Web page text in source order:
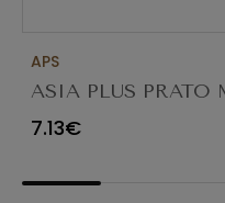
APS
ASIA PLUS
BRANCO Ø16CM
7.13€